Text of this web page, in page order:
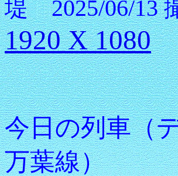
堤 2025/06/13
1920 X 1080
今日の列車（
万葉線）